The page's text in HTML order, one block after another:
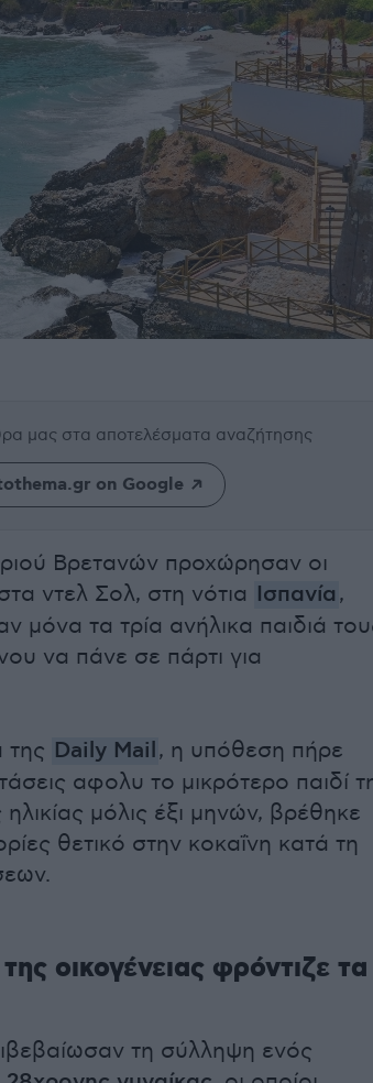
μας στα αποτελέσματα αναζήτησης
on Google
Βρετανών προχώρησαν οι
ντελ Σολ, στη νότια Ισπανία ,
μόνα τα τρία ανήλικα παιδιά
να πάνε σε πάρτι για
Daily Mail, η υπόθεση πήρε
αφολυ το μικρότερο παιδί
μόλις έξι μηνών, βρέθηκε
θετικό στην κοκαΐνη κατά τη
οικογένειας φρόντιζε τα
τη σύλληψη ενός